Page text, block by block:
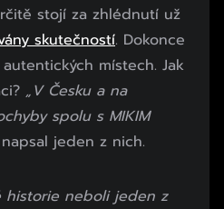
stojí za zhlédnutí už
skutečností. Dokonce
místech. Jak
„V Česku a na
spolu s MIKIM
jeden z nich.
historie neboli jeden z